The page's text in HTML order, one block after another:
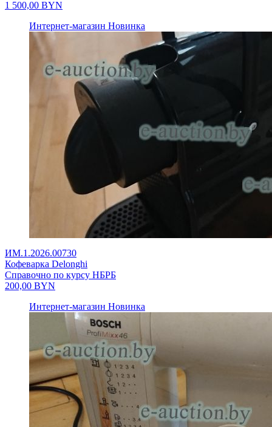
1 500,00 BYN
Интернет-магазин Новинка
ИМ.1.2026.00730
Кофеварка Delonghi
Справочно по курсу НБРБ
200,00 BYN
Интернет-магазин Новинка